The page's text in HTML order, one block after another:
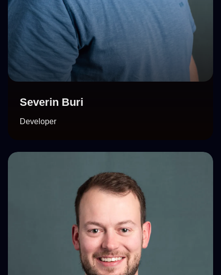
Severin Buri
Developer